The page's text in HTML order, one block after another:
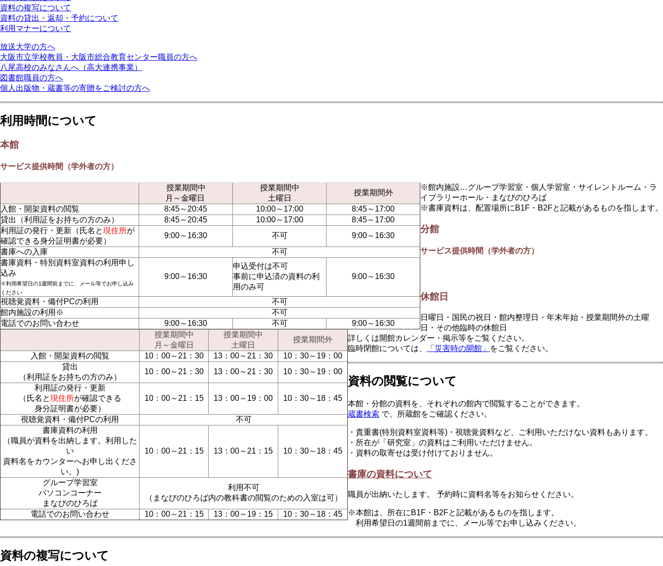
資料の複写について
資料の貸出・返却・予約について
利用マナーについて
放送大学の方へ
大阪市立学校教員・大阪市総合教育センター職員の方へ
八尾高校のみなさんへ（高大連携事業）
図書館職員の方へ
個人出版物・蔵書等の寄贈をご検討の方へ
利用時間について
本館
サービス提供時間（学外者の方）
授業期間中
月～金曜日
授業期間中
土曜日
授業期間外
入館・開架資料の閲覧
8:45～20:45 10:00～17:00
8:45～17:00
貸出（利用証をお持ちの方のみ）
8:45～20:45 10:00～17:00
8:45～17:00
利用証の発行・更新（氏名と現住所が
確認できる身分証明書が必要）
9:00～16:30 不可
9:00～16:30
書庫への入庫
不可
書庫資料・特別資料室資料の利用申し
込み
※利用希望日の1週間前までに、メール等でお申し込み
ください
9:00～16:30
申込受付は不可
事前に申込済の資料の利
用のみ可
9:00～16:30
視聴覚資料・備付PCの利用
不可
館内施設の利用※
不可
電話でのお問い合わせ
9:00～16:30 不可 9:00～16:30
※館内施設…グループ学習室・個人学習室・サイレントルーム・ラ
イブラリーホール・まなびのひろば
※書庫資料は、配置場所にB1F・B2Fと記載があるものを指します。
分館
サービス提供時間（学外者の方）
授業期間中
月～金曜日
授業期間中
土曜日
授業期間外
入館・開架資料の閲覧
10：00～21：30 13：00～21：30
10：30～19：00
貸出
（利用証をお持ちの方のみ）
10：00～21：30 13：00～21：30
10：30～19：00
利用証の発行・更新
（氏名と現住所が確認できる
身分証明書が必要）
10：00～21：15 13：00～19：00 10：30～18：45
視聴覚資料・備付PCの利用
不可
書庫資料の利用
（職員が資料を出納します。利用した
い
資料名をカウンターへお申し出くださ
い。)
10：00～21：15 13：00～21：15 10：30～18：45
グループ学習室
パソコンコーナー
まなびのひろば
利用不可
（まなびのひろば内の教科書の閲覧のための入室は可）
電話でのお問い合わせ
10：00～21：15 13：00～19：15 10：30～18：45
休館日
日曜日・国民の祝日・館内整理日・年末年始・授業期間外の土曜
日・その他臨時の休館日
詳しくは開館カレンダー・掲示等をご覧ください。
臨時閉館については、
「災害時の開館」 をご覧ください。
資料の閲覧について
本館・分館の資料を、それぞれの館内で閲覧することができます。
蔵書検索 で、所蔵館をご確認ください。
・貴重書(特別資料室資料等)・視聴覚資料など、ご利用いただけない資料もあります。
・所在が「研究室」の資料はご利用いただけません。
・資料の取寄せは受け付けておりません。
書庫の資料について
職員が出納いたします。 予約時に資料名等をお知らせください。
※本館は、所在にB1F・B2Fと記載があるものを指します。
利用希望日の1週間前までに、メール等でお申し込みください。
資料の複写について